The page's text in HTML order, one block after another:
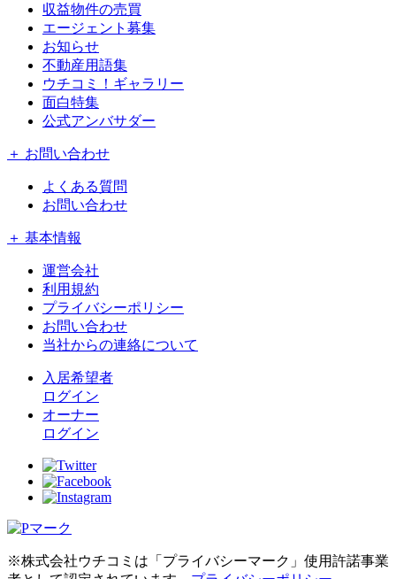
収益物件の売買
エージェント募集
お知らせ
不動産用語集
ウチコミ！ギャラリー
面白特集
公式アンバサダー
＋ お問い合わせ
よくある質問
お問い合わせ
＋ 基本情報
運営会社
利用規約
プライバシーポリシー
お問い合わせ
当社からの連絡について
入居希望者
ログイン
オーナー
ログイン
※株式会社ウチコミは「プライバシーマーク」使用許諾事業